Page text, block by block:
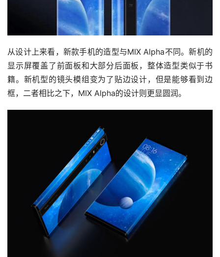
从设计上来看，新款手机的造型与MIX Alpha不同。新机的
显示屏覆盖了前面板和大部分后面板，整体造型类似于书
籍。新机型的镜头模组变为了贴边设计，但是能够看到边
框，二者相比之下，MIX Alpha的设计则更显圆润。